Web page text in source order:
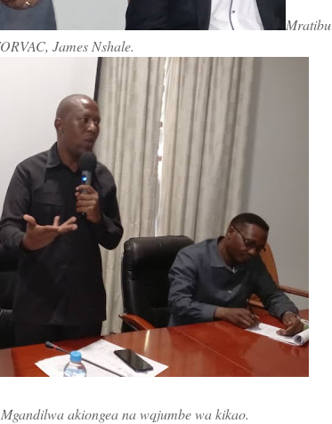
Mratibu
James Nshale.
akiongea na wqjumbe wa kikao.